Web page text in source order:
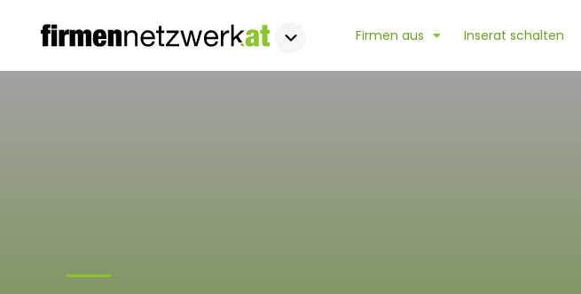
Firmen aus Inserat schalten